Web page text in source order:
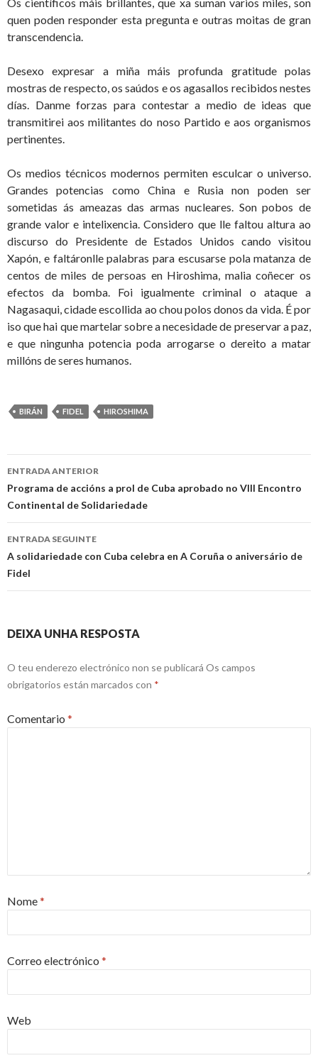
quen poden responder esta pregunta e outras moitas de gran
transcendencia.
Desexo expresar a miña máis profunda gratitude polas
mostras de respecto, os saúdos e os agasallos recibidos nestes
días. Danme forzas para contestar a medio de ideas que
transmitirei aos militantes do noso Partido e aos organismos
pertinentes.
Os medios técnicos modernos permiten esculcar o universo.
Grandes potencias como China e Rusia non poden ser
sometidas ás ameazas das armas nucleares. Son pobos de
grande valor e intelixencia. Considero que lle faltou altura ao
discurso do Presidente de Estados Unidos cando visitou
Xapón, e faltáronlle palabras para escusarse pola matanza de
centos de miles de persoas en Hiroshima, malia coñecer os
efectos da bomba. Foi igualmente criminal o ataque a
Nagasaqui, cidade escollida ao chou polos donos da vida. É por
iso que hai que martelar sobre a necesidade de preservar a paz,
e que ningunha potencia poda arrogarse o dereito a matar
millóns de seres humanos.
BIRÁN FIDEL HIROSHIMA
Ir
a
entrada
ENTRADA ANTERIOR
Programa de accións a prol de Cuba aprobado no VIII Encontro
Continental de Solidariedade
ENTRADA SEGUINTE
A solidariedade con Cuba celebra en A Coruña o aniversário de
Fidel
DEIXA UNHA RESPOSTA
O teu enderezo electrónico non se publicará Os campos
obrigatorios están marcados con *
Comentario *
Nome*
Correo electrónico *
Web